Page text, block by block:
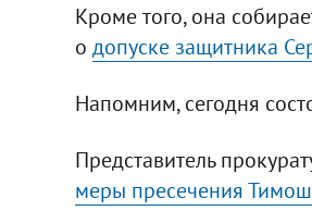
Кроме того, она
о допуске защитника
Напомним, сегодня
Представитель
меры пресечения